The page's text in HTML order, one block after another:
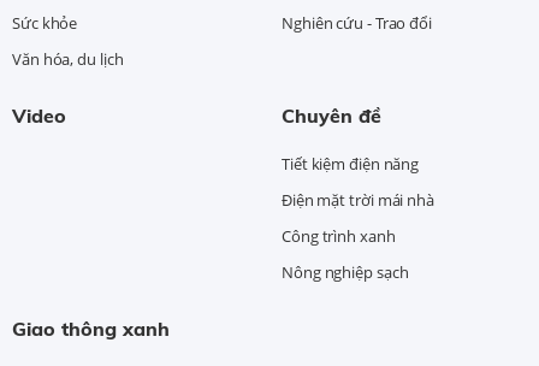
Sức khỏe
Văn hóa, du lịch
Nghiên cứu - Trao đổi
Video Chuyên đề
Tiết kiệm điện năng
Điện mặt trời mái nhà
Công trình xanh
Nông nghiệp sạch
Giao thông xanh